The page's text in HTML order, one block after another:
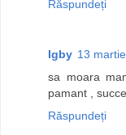
Răspundeți
Igby 13
sa moara
pamant ,
Răspundeți